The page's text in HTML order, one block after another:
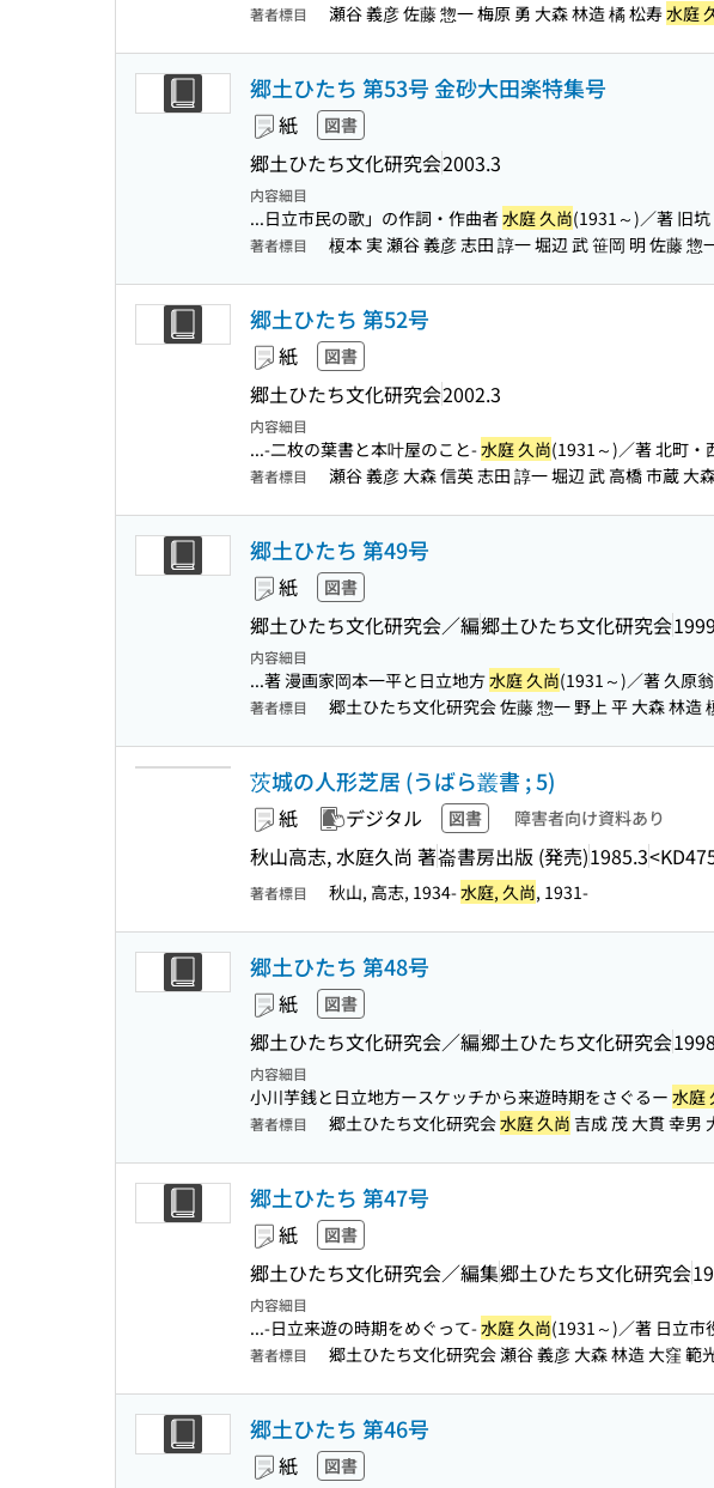
著者標目 瀬谷 義彦 佐藤 惣一 梅原 勇 大森 林造 橘 松寿水庭
郷土ひたち 第53号 金砂大田楽特集号
紙 図書
郷土ひたち文化研究会2003.3
内容細目
...日立市民の歌」の作詞・作曲者水庭 久尚(1931～)／著 旧
著者標目 榎本 実 瀬谷 義彦 志田 諄一 堀辺 武 笹岡 明 佐藤 惣
郷土ひたち 第52号
紙 図書
郷土ひたち文化研究会2002.3
内容細目
...-二枚の葉書と本叶屋のこと-水庭 久尚(1931～)／著 北町・
著者標目 瀬谷 義彦 大森 信英 志田 諄一 堀辺 武 高橋 市蔵 大
郷土ひたち 第49号
紙 図書
郷土ひたち文化研究会／編郷土ひたち文化研究会
内容細目
...著 漫画家岡本一平と日立地方水庭 久尚(1931～)／著 久原
著者標目 郷土ひたち文化研究会 佐藤 惣一 野上 平 大森 林造
茨城の人形芝居 (うばら叢書 ; 5)
紙 デジタル 図書 障害者向け資料あり
秋山高志, 水庭久尚 著崙書房出版 (発売)1985.3
著者標目 秋山, 高志, 1934-水庭, 久尚, 1931-
郷土ひたち 第48号
紙 図書
郷土ひたち文化研究会／編郷土ひたち文化研究会
内容細目
小川芋銭と日立地方ースケッチから来遊時期をさぐるー 水庭
著者標目 郷土ひたち文化研究会水庭 久尚 吉成 茂 大貫 幸男
郷土ひたち 第47号
紙 図書
郷土ひたち文化研究会／編集郷土ひたち文化研究会
内容細目
...-日立来遊の時期をめぐって-水庭 久尚(1931～)／著 日立市
著者標目 郷土ひたち文化研究会 瀬谷 義彦 大森 林造 大窪 範
郷土ひたち 第46号
紙 図書